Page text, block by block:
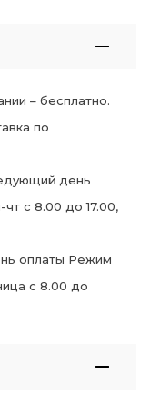
– бесплатно.
по
день
с 8.00 до 17.00,
оплаты Режим
с 8.00 до